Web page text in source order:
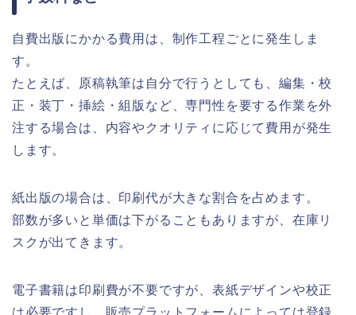
自費出版にかかる費用は、制作工程ごとに発生しま
す。
たとえば、原稿執筆は自分で行うとしても、編集・校
正・装丁・挿絵・組版など、専門性を要する作業を外
注する場合は、内容やクオリティに応じて費用が発生
します。
紙出版の場合は、印刷代が大きな割合を占めます。
部数が多いと単価は下がることもありますが、在庫リ
スクが出てきます。
電子書籍は印刷費が不要ですが、表紙デザインや校正